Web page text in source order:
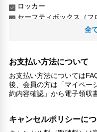
ロッカー
セーフティボックス（フ
全
お支払い方法について
お支払い方法については
後、会員の方は「マイペー
約内容確認」から電子領収
キャンセルポリシーに